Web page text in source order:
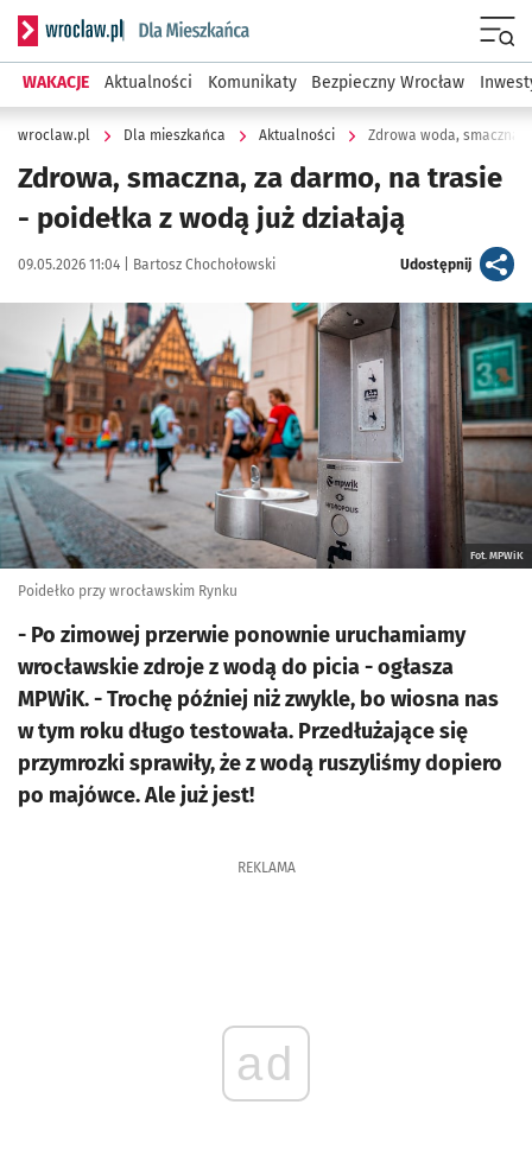
Serwis informacyjny wroclaw.pl podserwis: Dla mieszkańca
WAKACJE Aktualności Komunikaty Bezpieczny Wrocław
wroclaw.pl Dla mieszkańca Aktualności Zdrowa woda, smaczna,
Zdrowa, smaczna, za darmo, na trasie
- poidełka z wodą już działają
Data publikacji:
09.05.2026 11:04 | Autor:
Bartosz Chochołowski Udostępnijartykuł
Kliknij, aby powiększyć
Fot. MPWiK
Poidełko przy wrocławskim Rynku
- Po zimowej przerwie ponownie uruchamiamy
wrocławskie zdroje z wodą do picia - ogłasza
MPWiK. - Trochę później niż zwykle, bo wiosna nas
w tym roku długo testowała. Przedłużające się
przymrozki sprawiły, że z wodą ruszyliśmy dopiero
po majówce. Ale już jest!
REKLAMA
ad